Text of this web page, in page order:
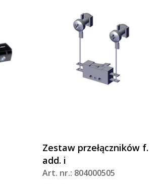
Zestaw przełączników f.
add. i
Art. nr.: 804000505